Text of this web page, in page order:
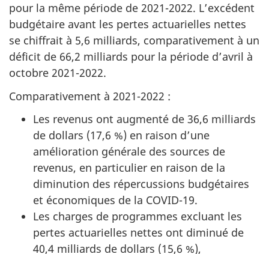
pour la même période de 2021-2022. L’excédent
budgétaire avant les pertes actuarielles nettes
se chiffrait à 5,6 milliards, comparativement à un
déficit de 66,2 milliards pour la période d’avril à
octobre 2021-2022.
Comparativement à 2021-2022 :
Les revenus ont augmenté de 36,6 milliards
de dollars (17,6 %) en raison d’une
amélioration générale des sources de
revenus, en particulier en raison de la
diminution des répercussions budgétaires
et économiques de la COVID-19.
Les charges de programmes excluant les
pertes actuarielles nettes ont diminué de
40,4 milliards de dollars (15,6 %),